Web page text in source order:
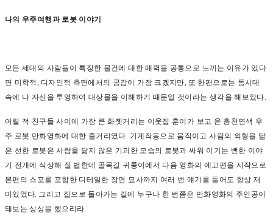
나의 우주여행과 로봇 이야기
모든 세대의 사람들이 특정한 물건에 대한 매력을 공통으로 느끼는 이유가 있다
면 미학적 , 디자인적 측면에서의 공감이 가장 크겠지만, 또 한편으로는 동시대
속에 나 자신을 투영하여 대상물을 이해하기 때문일 것이라는 생각을 해보았다.
어릴 적 친구들 사이에 가장 큰 화젯거리는 이웃집 훈이가 보고 온 총천연색 우
주 로봇 만화영화에 대한 줄거리였다. 기계작동으로 움직이고 사람의 외형을 닮
은 선한 로봇은 사람을 닮지 않은 기괴한 모습의 로봇과 싸워 이기는 뻔한 이야
기 전개에 식상해 질 법한데 골목길 귀퉁이에서 다음 영화의 예고편을 시작으로
본편의 스포를 포함한 디테일한 장면 묘사까지 여러 번 얘기를 들어도 항상 재
미있었다. 그리고 집으로 돌아가는 길에 누구나 한 번쯤은 만화영화의 주인공이
돼보는 상상을 했으리라.